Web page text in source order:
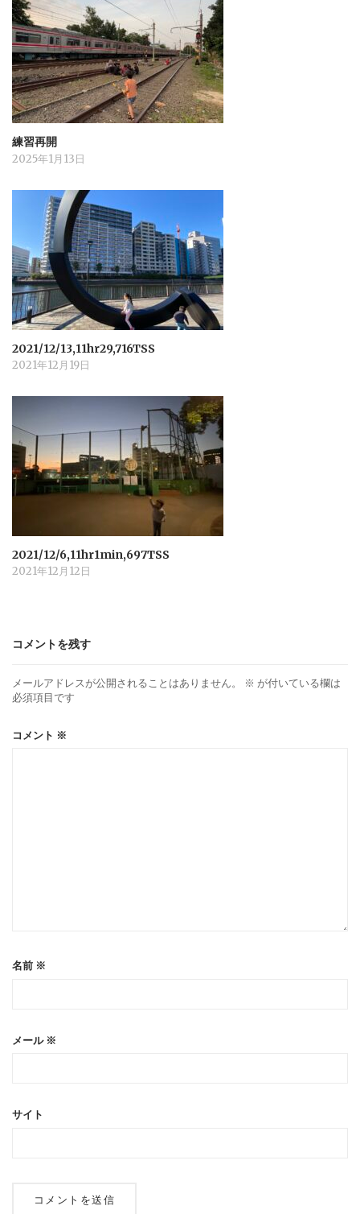
練習再開
2025年1月13日
2021/12/13,11hr29,716TSS
2021年12月19日
2021/12/6,11hr1min,697TSS
2021年12月12日
コメントを残す
メールアドレスが公開されることはありません。 ※ が付いている欄は
必須項目です
コメント ※
名前 ※
メール ※
サイト